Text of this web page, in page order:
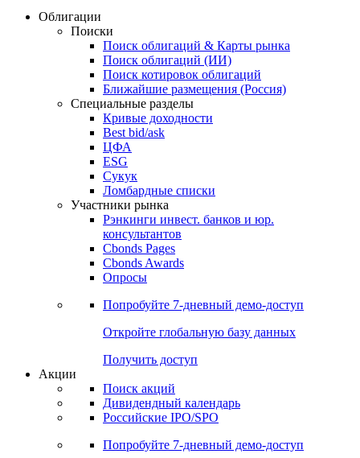
Cbonds Review
ежеквартальный аналитический журнал
Облигации
Поиски
Поиск облигаций & Карты рынка
Поиск облигаций (ИИ)
Поиск котировок облигаций
Ближайшие размещения (Россия)
Специальные разделы
Кривые доходности
Best bid/ask
ЦФА
ESG
Сукук
Ломбардные списки
Участники рынка
Рэнкинги инвест. банков и юр.
Cbonds Pages
Опросы
Попробуйте7-дневный
Откройте глобальную базу данных
Получить доступ
Поиск акций